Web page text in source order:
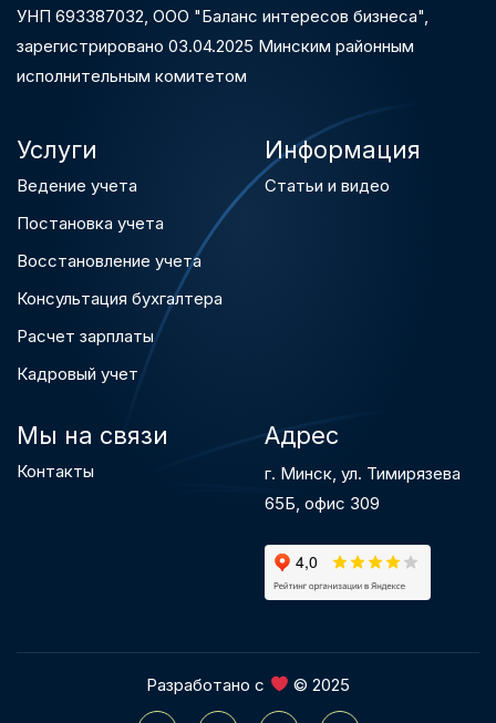
УНП 693387032, ООО "Баланс интересов бизнеса",
зарегистрированo 03.04.2025 Минским районным
исполнительным комитетом
Услуги
Ведение учета
Постановка учета
Восстановление учета
Консультация бухгалтера
Расчет зарплаты
Кадровый учет
Информация
Статьи и видео
Мы на связи
Контакты
Адрес
г. Минск, ул. Тимирязева
65Б, офис 309
Разработано с © 2025